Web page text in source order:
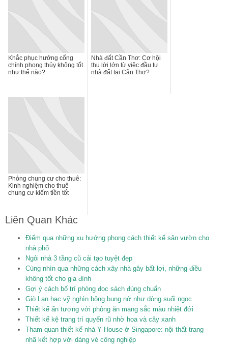
Khắc phục hướng cổng
chính phong thủy không tốt
như thế nào?
Nhà đất Cần Thơ: Cơ hội
thu lời lớn từ việc đầu tư
nhà đất tại Cần Thơ?
Phòng chung cư cho thuê:
Kinh nghiệm cho thuê
chung cư kiếm tiền tốt
Liên Quan Khác
Điểm qua những xu hướng phong cách thiết kế sân vườn cho
nhà phố
Ngôi nhà 3 tầng cũ cải tạo tuyệt đẹp
Cùng nhìn qua những cách xây nhà gây bất lợi, những điều
không tốt cho gia đình
Gợi ý cách bố trí phòng đọc sách đúng chuẩn
Giò Lan hạc vỹ nghìn bông bung nở như dòng suối ngọc
Thiết kế ấn tượng với phòng ăn mang sắc màu nhiệt đới
Thiết kế kệ trang trí quyến rũ nhờ hoa và cây xanh
Tham quan thiết kế nhà Y House ở Singapore: nội thất trang
nhã kết hợp với dáng vẻ công nghiệp